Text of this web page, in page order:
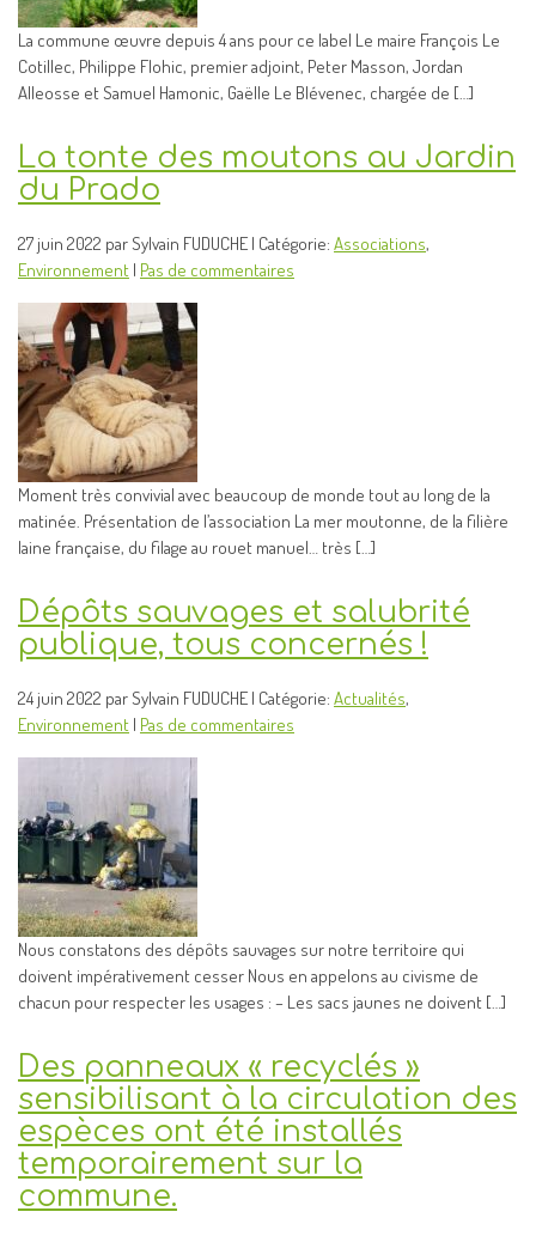
La commune œuvre depuis 4 ans pour ce label Le maire François Le
Cotillec, Philippe Flohic, premier adjoint, Peter Masson, Jordan
Alleosse et Samuel Hamonic, Gaëlle Le Blévenec, chargée de […]
La tonte des moutons au Jardin
du Prado
27 juin 2022 par Sylvain FUDUCHE | Catégorie: Associations,
Environnement | Pas de commentaires
Moment très convivial avec beaucoup de monde tout au long de la
matinée. Présentation de l’association La mer moutonne, de la filière
laine française, du filage au rouet manuel… très […]
Dépôts sauvages et salubrité
publique, tous concernés !
24 juin 2022 par Sylvain FUDUCHE | Catégorie: Actualités,
Environnement | Pas de commentaires
Nous constatons des dépôts sauvages sur notre territoire qui
doivent impérativement cesser Nous en appelons au civisme de
chacun pour respecter les usages : – Les sacs jaunes ne doivent […]
Des panneaux « recyclés »
sensibilisant à la circulation des
espèces ont été installés
temporairement sur la
commune.